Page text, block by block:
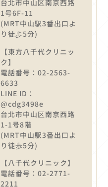
台北市中山区南京西路
1号6F-11
(MRT中山駅3番出口よ
り徒歩5分)
【東方八千代クリニッ
ク】
電話番号：02-2563-
6633
LINE ID：
@cdg3498e
台北市中山区南京西路
1-1号8階
(MRT中山駅3番出口よ
り徒歩5分)
【八千代クリニック】
電話番号：02-2771-
2211